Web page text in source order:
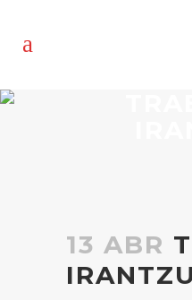
13 ABR
IRANTZU